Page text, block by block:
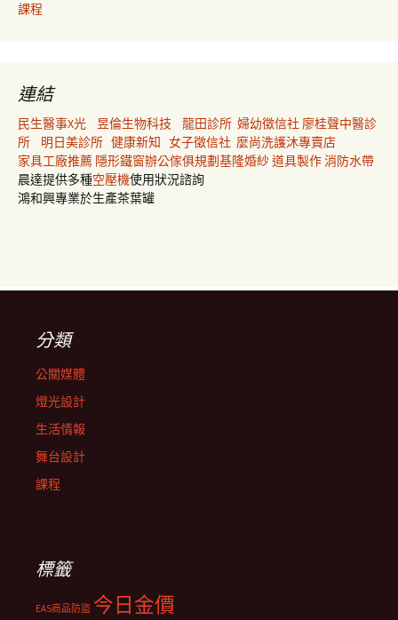
課程
連結
民生醫事X光 昱倫生物科技 龍田診所 婦幼徵信社 廖桂聲中醫診
所
明日美診所 健康新知 女子徵信社 麼尚洗護沐專賣店
家具工廠推薦 隱形鐵窗辦公傢俱規劃基隆婚紗道具製作消防水帶
晨達提供多種空壓機使用狀況諮詢
鴻和興專業於生產茶葉罐
分類
公關媒體
燈光設計
生活情報
舞台設計
課程
標籤
EAS商品防盜 今日金價